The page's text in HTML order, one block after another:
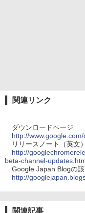
関連リンク
ダウンロードページ
http://
リリースノート（英文）
http://
beta-channel-
Google Japan Blogの
http://
関連記事